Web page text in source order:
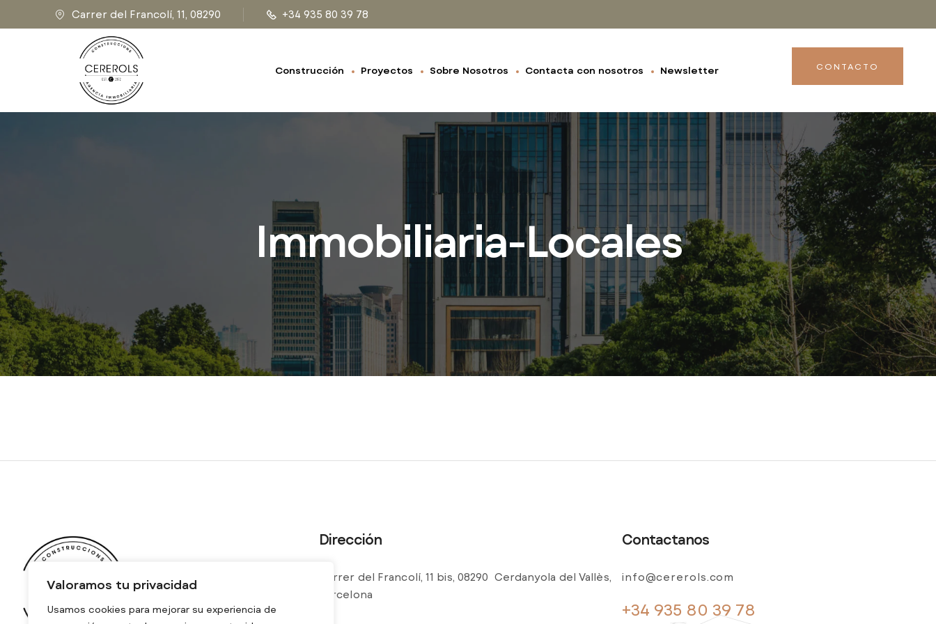
Valoramos tu privacidad
Usamos cookies para mejorar su experiencia de
Carrer del Francolí, 11, 08290 +34 935 80 39 78
Construcción Proyectos Sobre Nosotros Contacta con nosotros Newsletter CONTACTO
Immobiliaria-Locales
Dirección
Carrer del Francolí, 11 bis, 08290 Cerdanyola del Vallès,
Barcelona
Contactanos
info@cererols.com
+34 935 80 39 78